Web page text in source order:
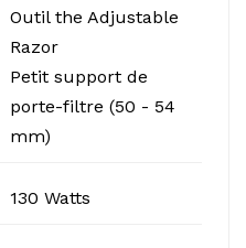
Outil the Adjustable
Razor
Petit support de
porte-filtre (50 - 54
mm)
130 Watts